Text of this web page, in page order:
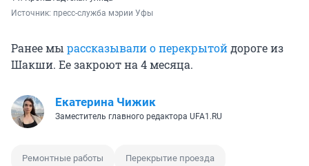
Источник: пресс-служба мэрии Уфы
Ранее мы рассказывали о перекрытойдороге из
Шакши. Ее закроют на 4 месяца.
Екатерина Чижик
Заместитель главного редактора UFA1.RU
Ремонтные работы Перекрытие проезда